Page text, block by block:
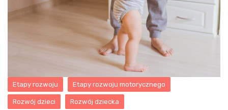
Etapy rozwoju Etapy rozwoju motorycznego
Rozwój dzieci Rozwój dziecka